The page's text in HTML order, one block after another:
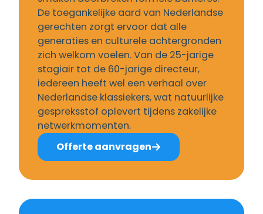
De toegankelijke aard van Nederlandse
gerechten zorgt ervoor dat alle
generaties en culturele achtergronden
zich welkom voelen. Van de 25-jarige
stagiair tot de 60-jarige directeur,
iedereen heeft wel een verhaal over
Nederlandse klassiekers, wat natuurlijke
gespreksstof oplevert tijdens zakelijke
netwerkmomenten.
Offerte aanvragen